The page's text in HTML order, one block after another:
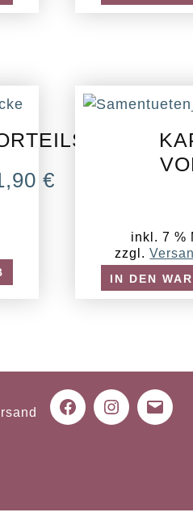
€
inkl. 7 %
zzgl.
IN DEN
FacebookInstagram
Mail